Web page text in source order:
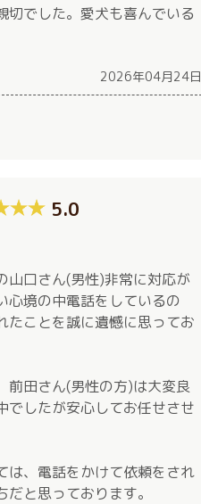
でした。愛犬も喜んでいる
2026年04月24日
5.0
山口さん(男性)非常に対応が
心境の中電話をしているの
たことを誠に遺憾に思ってお
前田さん(男性の方)は大変良
でしたが安心してお任せさせ
は、電話をかけて依頼をされ
と思っております。